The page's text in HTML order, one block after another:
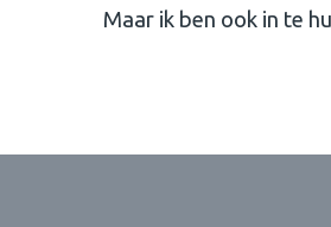
Maar ik ben ook in te